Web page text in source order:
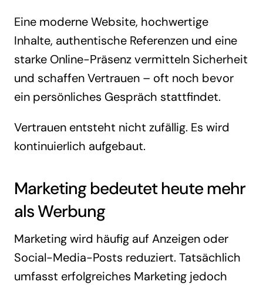
Eine moderne Website, hochwertige
Inhalte, authentische Referenzen und eine
starke Online-Präsenz vermitteln Sicherheit
und schaffen Vertrauen – oft noch bevor
ein persönliches Gespräch stattfindet.
Vertrauen entsteht nicht zufällig. Es wird
kontinuierlich aufgebaut.
Marketing bedeutet heute mehr
als Werbung
Marketing wird häufig auf Anzeigen oder
Social-Media-Posts reduziert. Tatsächlich
umfasst erfolgreiches Marketing jedoch